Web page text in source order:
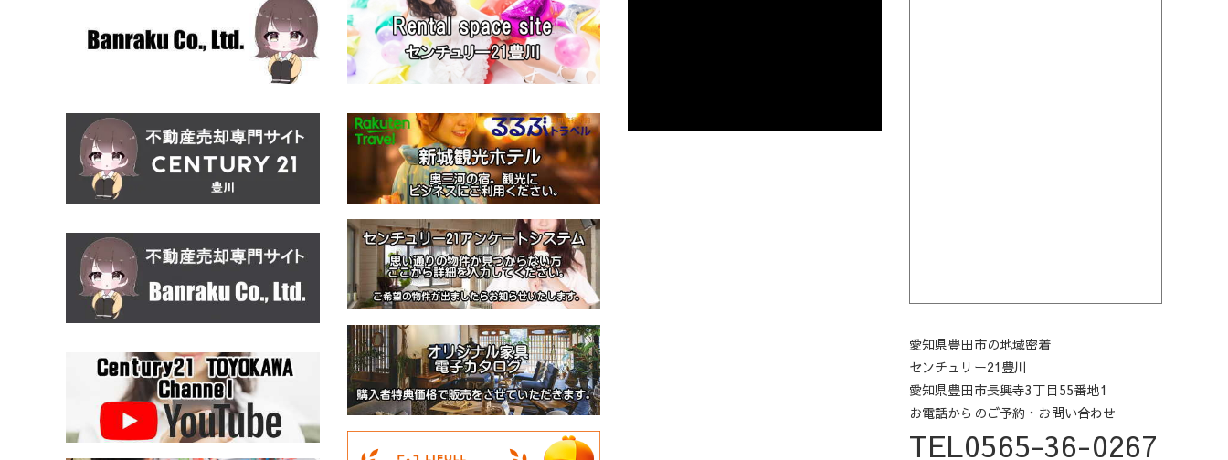
愛知県豊田市の地域密着
センチュリー21豊川
愛知県豊田市長興寺3丁目55番地1
お電話からのご予約・お問い合わせ
TEL0565-36-0267